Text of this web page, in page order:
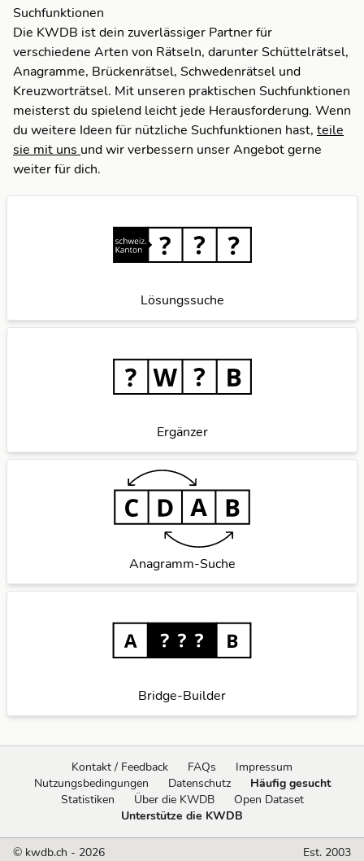
Suchfunktionen
Die KWDB ist dein zuverlässiger Partner für
verschiedene Arten von Rätseln, darunter Schüttelrätsel,
Anagramme, Brückenrätsel, Schwedenrätsel und
Kreuzworträtsel. Mit unseren praktischen Suchfunktionen
meisterst du spielend leicht jede Herausforderung. Wenn
du weitere Ideen für nützliche Suchfunktionen hast, teile
sie mit uns und wir verbessern unser Angebot gerne
weiter für dich.
Lösungssuche
Ergänzer
Anagramm-Suche
Bridge-Builder
Kontakt / Feedback FAQs
Impressum
Nutzungsbedingungen
Datenschutz
Häufig gesucht
Statistiken
Über die KWDB
Open Dataset
Unterstütze die KWDB
© kwdb.ch - 2026 Est. 2003